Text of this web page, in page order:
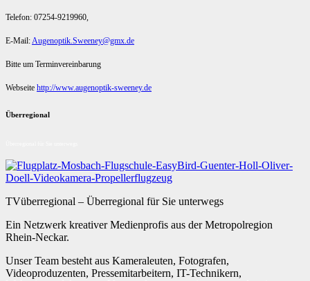
Telefon: 07254-9219960,
E-Mail:Augenoptik.Sweeney@gmx.de
Bitte um Terminvereinbarung
Webseite http://www.augenoptik-sweeney.de
Überregional
TVüberregional – Überregional für Sie unterwegs
Ein Netzwerk kreativer Medienprofis aus der Metropolregion
Rhein-Neckar.
Unser Team besteht aus Kameraleuten, Fotografen,
Videoproduzenten, Pressemitarbeitern, IT-Technikern,